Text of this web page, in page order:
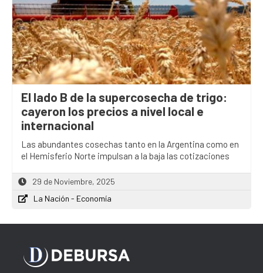
El lado B de la supercosecha de trigo:
cayeron los precios a nivel local e
internacional
Las abundantes cosechas tanto en la Argentina como en
el Hemisferio Norte impulsan a la baja las cotizaciones
29 de Noviembre, 2025
La Nación - Economía